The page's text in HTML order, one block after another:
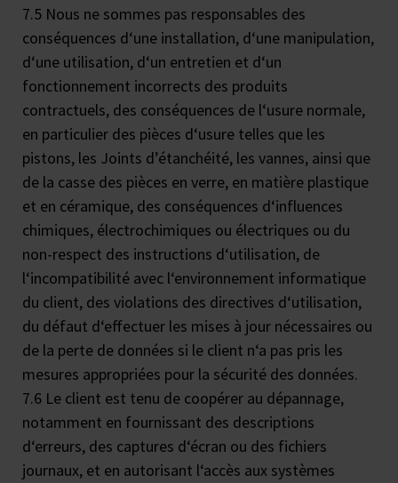
7.5 Nous ne sommes pas responsables des
conséquences d‘une installation, d‘une manipulation,
d‘une utilisation, d‘un entretien et d‘un
fonctionnement incorrects des produits
contractuels, des conséquences de l‘usure normale,
en particulier des pièces d‘usure telles que les
pistons, les Joints d’étanchéité, les vannes, ainsi que
de la casse des pièces en verre, en matière plastique
et en céramique, des conséquences d‘influences
chimiques, électrochimiques ou électriques ou du
non-respect des instructions d‘utilisation, de
l‘incompatibilité avec l‘environnement informatique
du client, des violations des directives d‘utilisation,
du défaut d‘effectuer les mises à jour nécessaires ou
de la perte de données si le client n‘a pas pris les
mesures appropriées pour la sécurité des données.
7.6 Le client est tenu de coopérer au dépannage,
notamment en fournissant des descriptions
d‘erreurs, des captures d‘écran ou des fichiers
journaux, et en autorisant l‘accès aux systèmes